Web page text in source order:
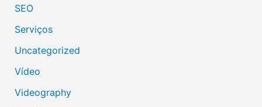
SEO
Serviços
Uncategorized
Vídeo
Videography